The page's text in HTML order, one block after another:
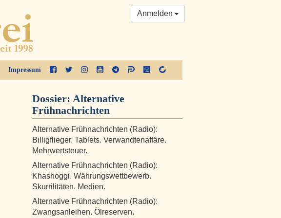
Impressum
Anmelden
Dossier: Alternative
Frühnachrichten
Alternative Frühnachrichten (Radio):
Billigflieger. Tablets. Verwandtenaffäre.
Mehrwertsteuer.
Alternative Frühnachrichten (Radio):
Khashoggi. Währungswettbewerb.
Skurrilitäten. Medien.
Alternative Frühnachrichten (Radio):
Zwangsanleihen. Ölreserven.